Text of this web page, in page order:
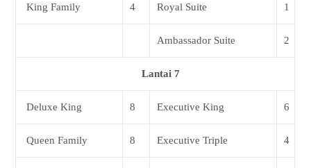
King Family 4 Royal Suite 1
Ambassador Suite 2
Lantai 7
Deluxe King 8 Executive King 6
Queen Family 8 Executive Triple 4